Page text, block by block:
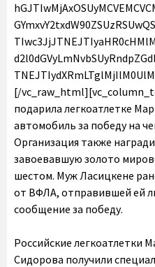
[/
подарила легкоатлетке
автомобиль за победу на
Организация также
завоевавшую золото
шестом. Муж Ласицкене
от ВФЛА, отправившей ей
сообщение за победу.
Российские легкоатлетки
Сидорова получили